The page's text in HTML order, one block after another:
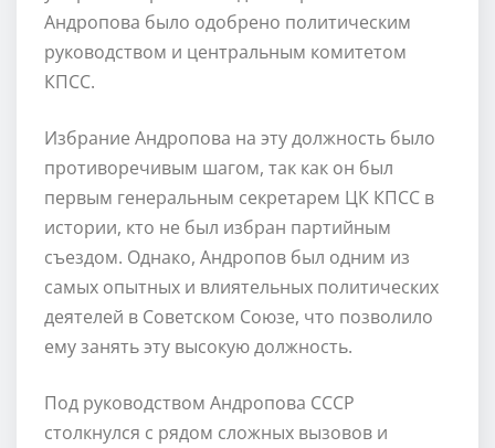
Андропова было одобрено политическим
руководством и центральным комитетом
КПСС.
Избрание Андропова на эту должность было
противоречивым шагом, так как он был
первым генеральным секретарем ЦК КПСС в
истории, кто не был избран партийным
съездом. Однако, Андропов был одним из
самых опытных и влиятельных политических
деятелей в Советском Союзе, что позволило
ему занять эту высокую должность.
Под руководством Андропова СССР
столкнулся с рядом сложных вызовов и